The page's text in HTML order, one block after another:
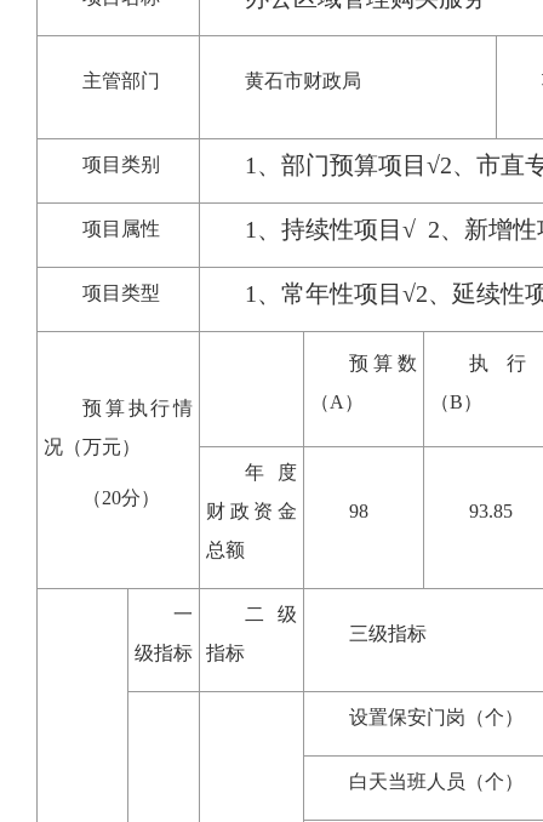
主管部门 黄石市财政局
项目类别 1、部门预算项目√2、市直
项目属性 1、持续性项目√ 2、新增
项目类型 1、常年性项目√2、延续性
预算执行情
况（万元）
（20分）
预算数
（A）
执行
（B）
年度
财政资金
总额
98 93.85
一
级指标
二级
指标
三级指标
设置保安门岗（个）
白天当班人员（个）